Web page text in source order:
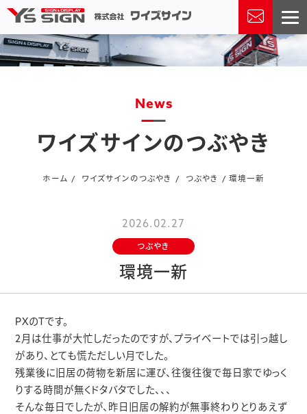
news
ワイズサインのつぶやき
ホーム ワイズサインのつぶやき つぶやき 環境一新
2026.02.27
つぶやき
環境一新
PXのTです。
2月は仕事が大忙しだったのですが、プライベートでは引っ越し
があり、とても慌ただしい月でした。
残業後に旧居の荷物を新居に運び、往復往復で毎日家でゆっく
りする時間が無くドタバタでした、、、
そんな毎日でしたが、昨日旧居の解約が無事終わりとりあえず